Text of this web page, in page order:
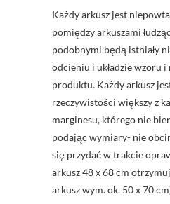
Każdy arkusz jest
pomiędzy arkuszami
podobnymi będą istniały
odcieniu i układzie wzoru
produktu. Każdy arkusz
rzeczywistości większy z
marginesu, którego nie
podając wymiary- nie
się przydać w trakcie
arkusz 48 x 68 cm
arkusz wym. ok. 50 x 70